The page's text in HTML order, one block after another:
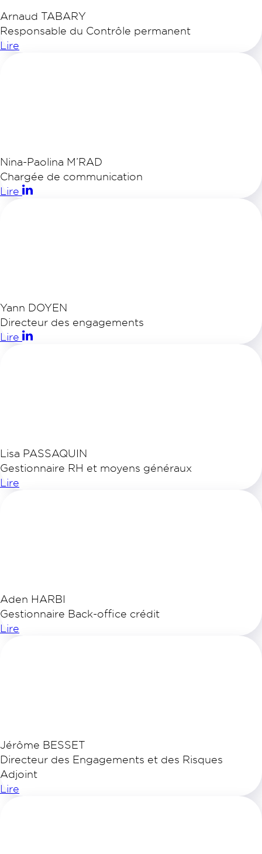
Arnaud TABARY
Responsable du Contrôle permanent
Lire
Nina-Paolina M’RAD
Chargée de communication
Lire
Yann DOYEN
Directeur des engagements
Lire
Lisa PASSAQUIN
Gestionnaire RH et moyens généraux
Lire
Aden HARBI
Gestionnaire Back-office crédit
Lire
Jérôme BESSET
Directeur des Engagements et des Risques
Adjoint
Lire